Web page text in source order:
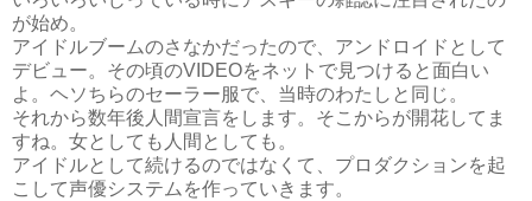
が始め。
アイドルブームのさなかだったので、アンドロイドとして
デビュー。その頃のVIDEOをネットで見つけると面白い
よ。ヘソちらのセーラー服で、当時のわたしと同じ。
それから数年後人間宣言をします。そこからが開花してま
すね。女としても人間としても。
アイドルとして続けるのではなくて、プロダクションを起
こして声優システムを作っていきます。